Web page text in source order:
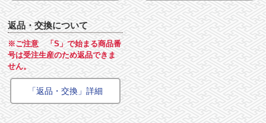
返品・交換について
※ご注意 「S」で始まる商品番
号は受注生産のため返品できま
せん。
「返品・交換」詳細